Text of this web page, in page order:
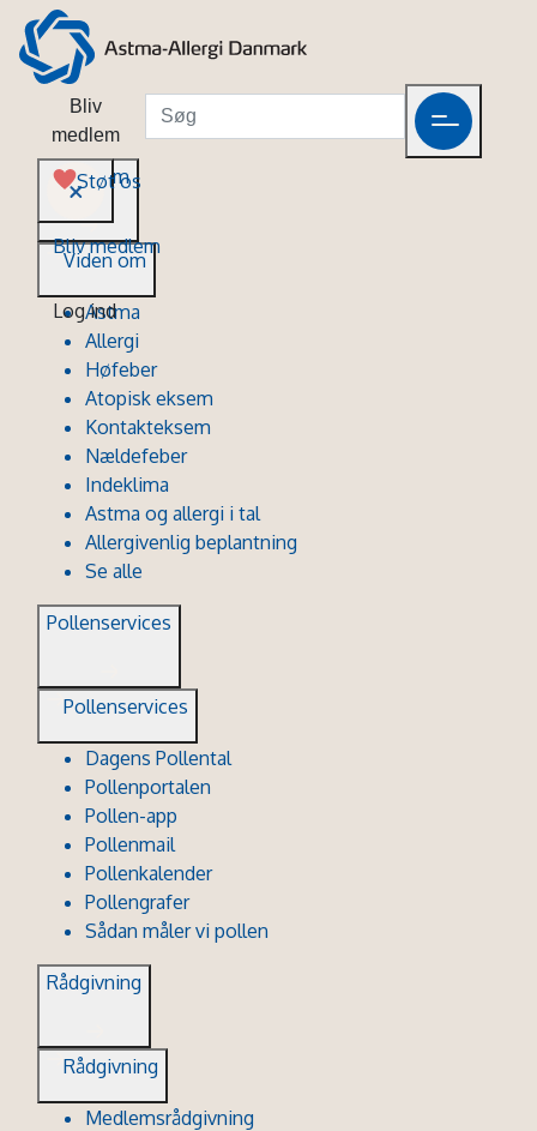
Bliv
medlem
Støt os
Bliv medlem
Log ind
Viden om
Viden om
Astma
Allergi
Høfeber
Atopisk eksem
Kontakteksem
Nældefeber
Indeklima
Astma og allergi i tal
Allergivenlig beplantning
Se alle
Pollenservices
Pollenservices
Dagens Pollental
Pollenportalen
Pollen-app
Pollenmail
Pollenkalender
Pollengrafer
Sådan måler vi pollen
Rådgivning
Rådgivning
Medlemsrådgivning